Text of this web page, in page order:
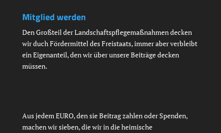
Mitglied werden
Den Großteil der Landschaftspflegemaßnahmen decken
wir duch Fördermittel des Freistaats, immer aber verbleibt
ein Eigenanteil, den wir über unsere Beiträge decken
müssen.
Aus jedem EURO, den sie Beitrag zahlen oder Spenden,
machen wir sieben, die wir in die heimische